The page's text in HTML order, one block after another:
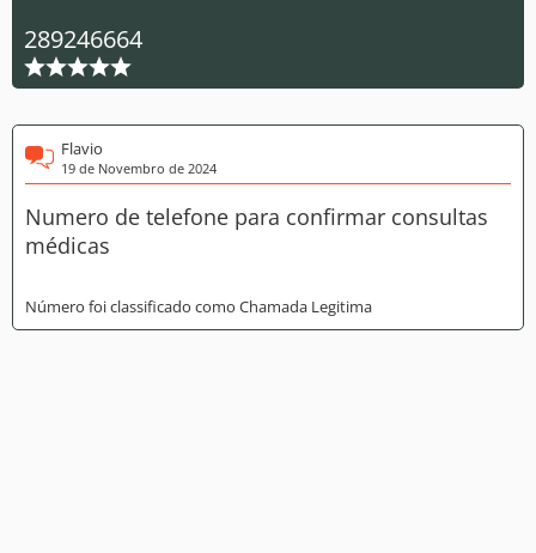
289246664
Flavio
19 de Novembro de 2024
Numero de telefone para confirmar consultas
médicas
Número foi classificado como Chamada Legitima